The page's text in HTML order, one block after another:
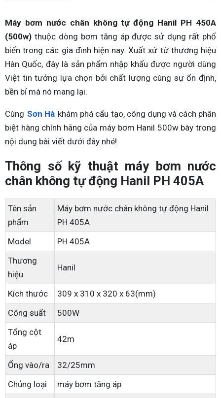
Máy bơm nước chân không tự động Hanil PH 450A
(500w) thuộc dòng bơm tăng áp được sử dụng rất phổ
biến trong các gia đình hiện nay. Xuất xứ từ thương hiệu
Hàn Quốc, đây là sản phẩm nhập khẩu được người dùng
Việt tin tưởng lựa chọn bởi chất lượng cùng sự ổn định,
bền bỉ mà nó mang lại.
Cùng Sơn Hà khám phá cấu tạo, công dụng và cách phân
biệt hàng chính hãng của máy bơm Hanil 500w bày trong
nội dung bài viết dưới đây nhé!
Thông số kỹ thuật máy bơm nước
chân không tự động Hanil PH 405A
Tên sản
phẩm
Máy bơm nước chân không tự động Hanil
PH 405A
Model
PH 405A
Thương
hiệu
Hanil
Kích thước
309 x 310 x 320 x 63(mm)
Công suất
500W
Tổng cột
áp
42m
Ống vào/ra
32/25mm
Chủng loại
máy bơm tăng áp